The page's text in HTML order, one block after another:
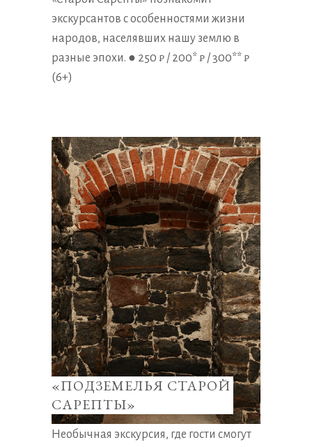
экскурсантов с особенностями жизни
народов, населявших нашу землю в
разные эпохи. ● 250 ₽ / 200* ₽ / 300** ₽
(6+)
«ПОДЗЕМЕЛЬЯ СТАРОЙ
САРЕПТЫ»
Необычная экскурсия, где гости смогут